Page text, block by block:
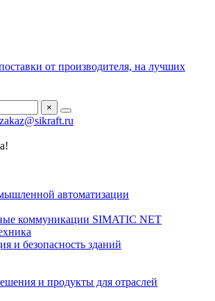
×
zakaz@sikraft.ru
автоматизации
коммуникации SIMATIC NET
и безопасность зданий
и продукты для отраслей